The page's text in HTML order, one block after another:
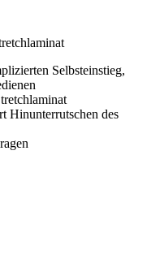
Selbsteinstieg,
Hinunterrutschen des